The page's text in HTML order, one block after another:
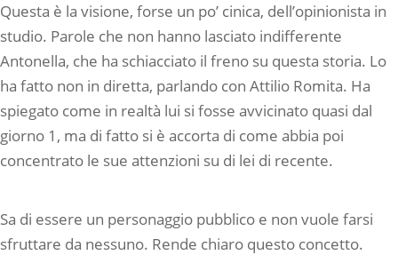
Questa è la visione, forse un po’ cinica, dell’opinionista in
studio. Parole che non hanno lasciato indifferente
Antonella, che ha schiacciato il freno su questa storia. Lo
ha fatto non in diretta, parlando con Attilio Romita. Ha
spiegato come in realtà lui si fosse avvicinato quasi dal
giorno 1, ma di fatto si è accorta di come abbia poi
concentrato le sue attenzioni su di lei di recente.
Sa di essere un personaggio pubblico e non vuole farsi
sfruttare da nessuno. Rende chiaro questo concetto.